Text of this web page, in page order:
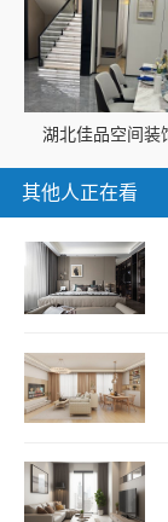
其他人正在看